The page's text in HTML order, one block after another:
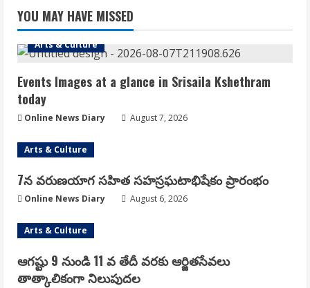
YOU MAY HAVE MISSED
Arts & Culture
Events Images at a glance in Srisaila Kshethram
today
Online News Diary August 7, 2026
Arts & Culture
7న వరుణయాగ సహిత సహస్రఘటాభిషేకం ప్రారంభం
Online News Diary August 6, 2026
Arts & Culture
ఆగష్టు 9 నుండి 11 వ తేదీ వరకు ఆర్జితసేవలు
తాత్కాలికంగా నిలుపుదల